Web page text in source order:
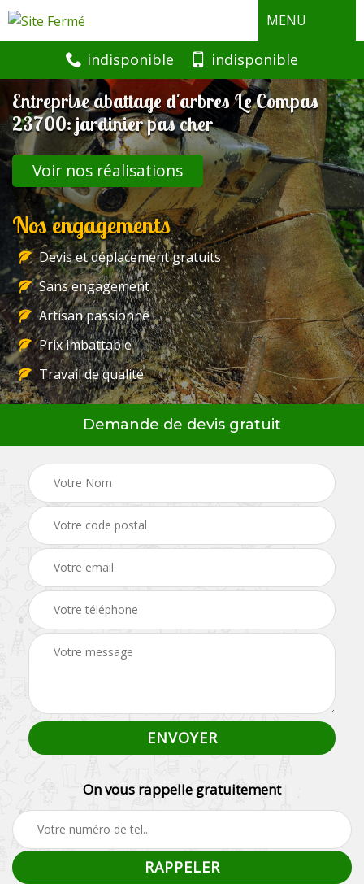
MENU
indisponible indisponible
Entreprise abattage d'arbres Le Compas
23700: jardinier pas cher
Voir nos réalisations
Nos engagements
Devis et déplacement gratuits
Sans engagement
Artisan passionné
Prix imbattable
Travail de qualité
Demande de devis gratuit
On vous rappelle gratuitement